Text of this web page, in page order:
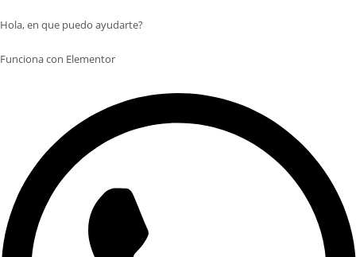
Hola, en que puedo ayudarte?
Funciona con Elementor